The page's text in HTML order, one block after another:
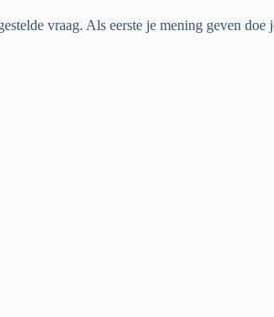
vraag. Als eerste je mening geven